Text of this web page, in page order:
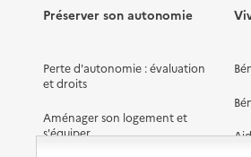
97300-Cayenne
Rapport HAS
Dernier rapport
Voir la fiche
Préserver son autonomie
Perte d'autonomie : évaluation
et droits
Aménager son logement et
s'équiper